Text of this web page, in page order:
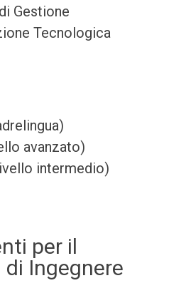
Gestione
Tecnologica
avanzato)
intermedio)
per il
Ingegnere